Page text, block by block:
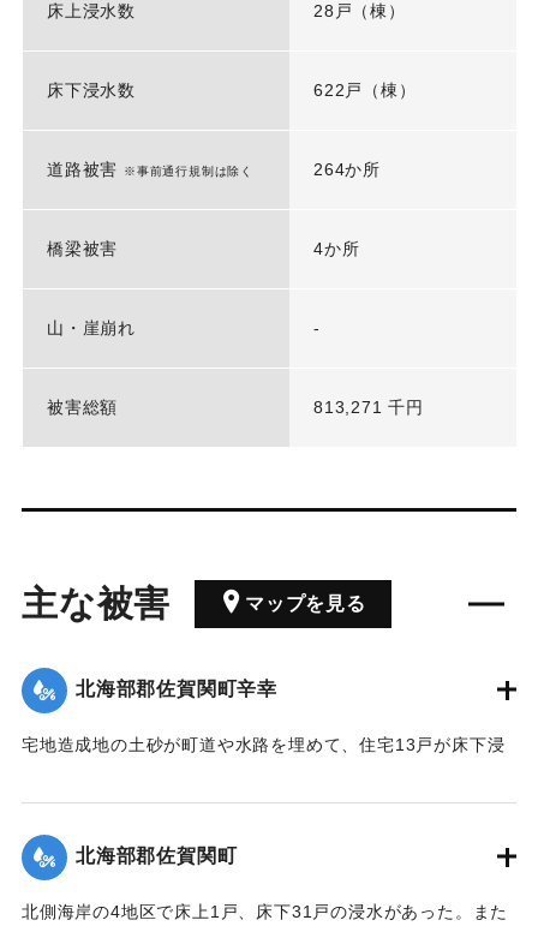
床上浸水数 28戸（棟）
床下浸水数 622戸（棟）
道路被害 ※事前通行規制は除く 264か所
橋梁被害 4か所
山・崖崩れ -
被害総額 813,271 千円
主な被害 マップを見る
北海部郡佐賀関町辛幸
宅地造成地の土砂が町道や水路を埋めて、住宅13戸が床下浸
北海部郡佐賀関町
北側海岸の4地区で床上1戸、床下31戸の浸水があった。また